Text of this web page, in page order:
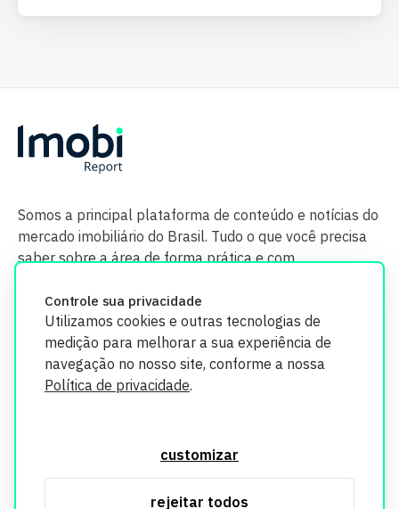
Controle sua privacidade
Utilizamos cookies e outras tecnologias de
medição para melhorar a sua experiência de
navegação no nosso site, conforme a nossa
Política de privacidade.
customizar
rejeitar todos
Somos a principal plataforma de conteúdo e notícias do
mercado imobiliário do Brasil. Tudo o que você precisa
saber sobre a área de forma prática e com
segurança. Todos os dados coletados em nosso site são
utilizados exclusivamente para fins de aprimoramento de
informações, consulte nossa Política de Privacidade.